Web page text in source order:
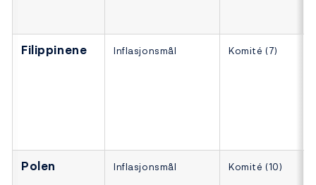
Filippinene Inflasjonsmål Komité (7)
Polen Inflasjonsmål Komité (10)